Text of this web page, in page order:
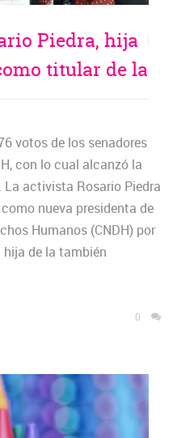
Piedra, hija
titular de la
votos de los senadores
con lo cual alcanzó la
activista Rosario Piedra
nueva presidenta de
Humanos (CNDH) por
hija de la también
0